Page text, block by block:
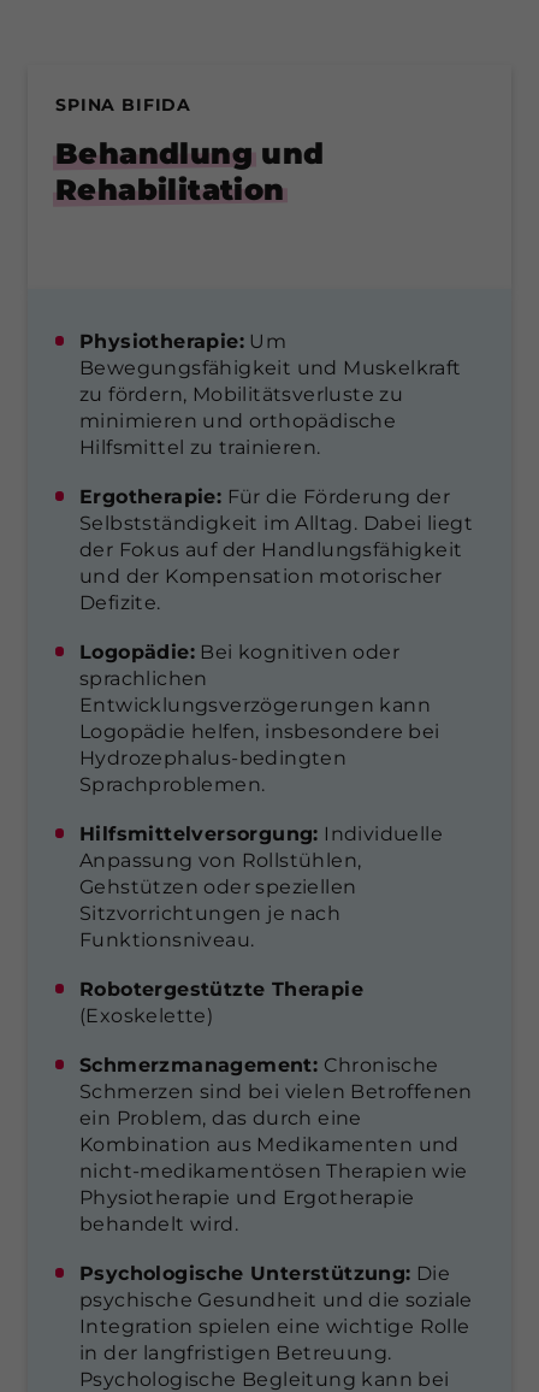
SPINA BIFIDA
Behandlung und
Rehabilitation
Physiotherapie: Um
Bewegungsfähigkeit und Muskelkraft
zu fördern, Mobilitätsverluste zu
minimieren und orthopädische
Hilfsmittel zu trainieren.
Ergotherapie: Für die Förderung der
Selbstständigkeit im Alltag. Dabei liegt
der Fokus auf der Handlungsfähigkeit
und der Kompensation motorischer
Defizite.
Logopädie: Bei kognitiven oder
sprachlichen
Entwicklungsverzögerungen kann
Logopädie helfen, insbesondere bei
Hydrozephalus-bedingten
Sprachproblemen.
Hilfsmittelversorgung: Individuelle
Anpassung von Rollstühlen,
Gehstützen oder speziellen
Sitzvorrichtungen je nach
Funktionsniveau.
Robotergestützte Therapie
(Exoskelette)
Schmerzmanagement: Chronische
Schmerzen sind bei vielen Betroffenen
ein Problem, das durch eine
Kombination aus Medikamenten und
nicht-medikamentösen Therapien wie
Physiotherapie und Ergotherapie
behandelt wird.
Psychologische Unterstützung: Die
psychische Gesundheit und die soziale
Integration spielen eine wichtige Rolle
in der langfristigen Betreuung.
Psychologische Begleitung kann bei